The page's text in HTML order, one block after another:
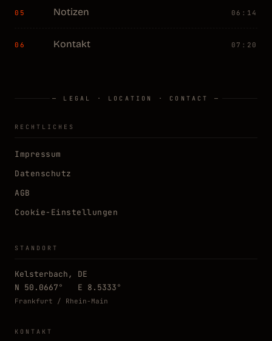
05 Notizen 06:14
06 Kontakt 07:20
— LEGAL · LOCATION · CONTACT —
RECHTLICHES
Impressum
Datenschutz
AGB
Cookie-Einstellungen
STANDORT
Kelsterbach, DE
N 50.0667° E 8.5333°
Frankfurt / Rhein-Main
KONTAKT
§ CONSENT · DSGVO
Diese Website verwendet Cookies
Wir verwenden Cookies, um diese Website zu betreiben und